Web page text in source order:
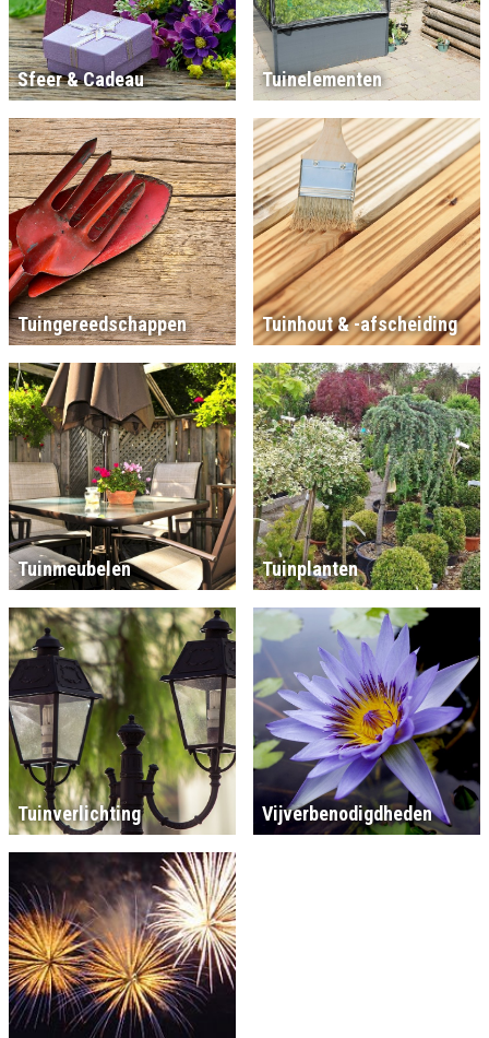
Sfeer & Cadeau Tuinelementen
Tuingereedschappen Tuinhout & -afscheiding
Tuinmeubelen Tuinplanten
Tuinverlichting Vijverbenodigdheden